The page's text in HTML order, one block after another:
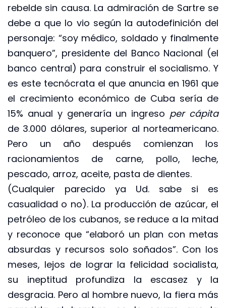
rebelde sin causa. La admiración de Sartre se
debe a que lo vio según la autodefinición del
personaje: “soy médico, soldado y finalmente
banquero”, presidente del Banco Nacional (el
banco central) para construir el socialismo. Y
es este tecnócrata el que anuncia en 1961 que
el crecimiento económico de Cuba sería de
15% anual y generaría un ingreso per cápita
de 3.000 dólares, superior al norteamericano.
Pero un año después comienzan los
racionamientos de carne, pollo, leche,
pescado, arroz, aceite, pasta de dientes.
(Cualquier parecido ya Ud. sabe si es
casualidad o no). La producción de azúcar, el
petróleo de los cubanos, se reduce a la mitad
y reconoce que “elaboró un plan con metas
absurdas y recursos solo soñados”. Con los
meses, lejos de lograr la felicidad socialista,
su ineptitud profundiza la escasez y la
desgracia. Pero al hombre nuevo, la fiera más